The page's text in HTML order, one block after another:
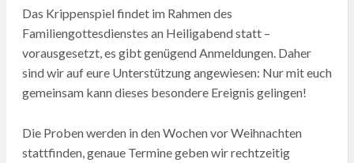
Das Krippenspiel findet im Rahmen des
Familiengottesdienstes an Heiligabend statt –
vorausgesetzt, es gibt genügend Anmeldungen. Daher
sind wir auf eure Unterstützung angewiesen: Nur mit euch
gemeinsam kann dieses besondere Ereignis gelingen!
Die Proben werden in den Wochen vor Weihnachten
stattfinden, genaue Termine geben wir rechtzeitig